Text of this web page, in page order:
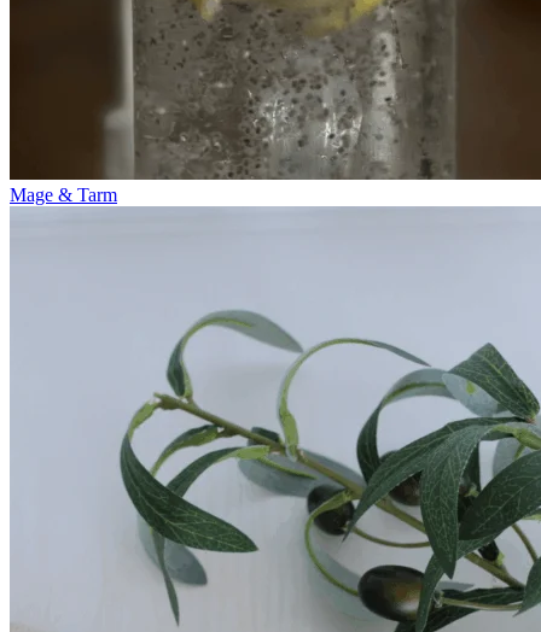
Mage & Tarm